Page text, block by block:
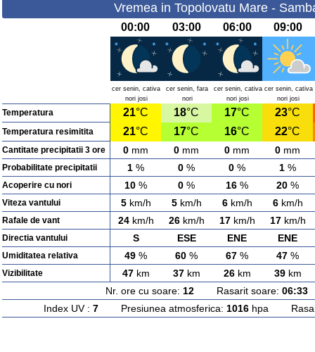
Vremea in Topolovatu Mare -
00:00 03:00 06:00 09:00
cer senin, cativa
nori josi
cer senin, fara
nori
cer senin, cativa
nori josi
cer senin, cativa
nori josi
Temperatura 21°C 18°C 17°C 23°C
Temperatura resimitita 21°C 17°C 16°C 22°C
Cantitate precipitatii 3 ore 0 mm 0 mm 0 mm 0 mm
Probabilitate precipitatii 1 % 0 % 0 % 1 %
Acoperire cu nori 10 % 0 % 16 % 20 %
Viteza vantului 5km/h 5km/h 6km/h 6km/h
Rafale de vant 24km/h 26km/h 17km/h 17km/h
Directia vantului S ESE ENE ENE
Umiditatea relativa 49 % 60 % 67 % 47 %
Vizibilitate 47km 37km 26km 39km
Nr. ore cu soare: 12Rasarit soare: 06:33
Index UV : 7Presiunea atmosferica: 1016hpa